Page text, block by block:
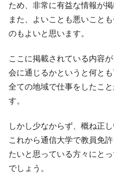
ため、非常に有益な情報が
また、よいことも悪いこと
のもよいと思います。
ここに掲載されている内容
会に通じるかというと何と
全ての地域で仕事をしたこ
す。
しかし少なからず、概ね正
これから通信大学で教員免
たいと思っている方々にと
でしょう。